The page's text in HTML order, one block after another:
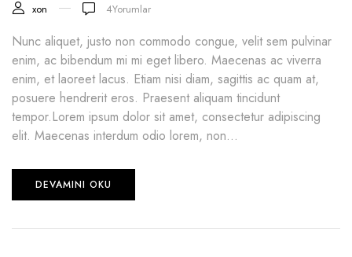
xon 4Yorumlar
Nunc aliquet, justo non commodo congue, velit sem pulvinar
enim, ac bibendum mi mi eget libero. Maecenas ac viverra
enim, et laoreet lacus. Etiam nisi diam, sagittis ac quam at,
posuere hendrerit eros. Praesent aliquam tincidunt
tempor.Lorem ipsum dolor sit amet, consectetur adipiscing
elit. Maecenas interdum odio lorem, non...
DEVAMINI OKU